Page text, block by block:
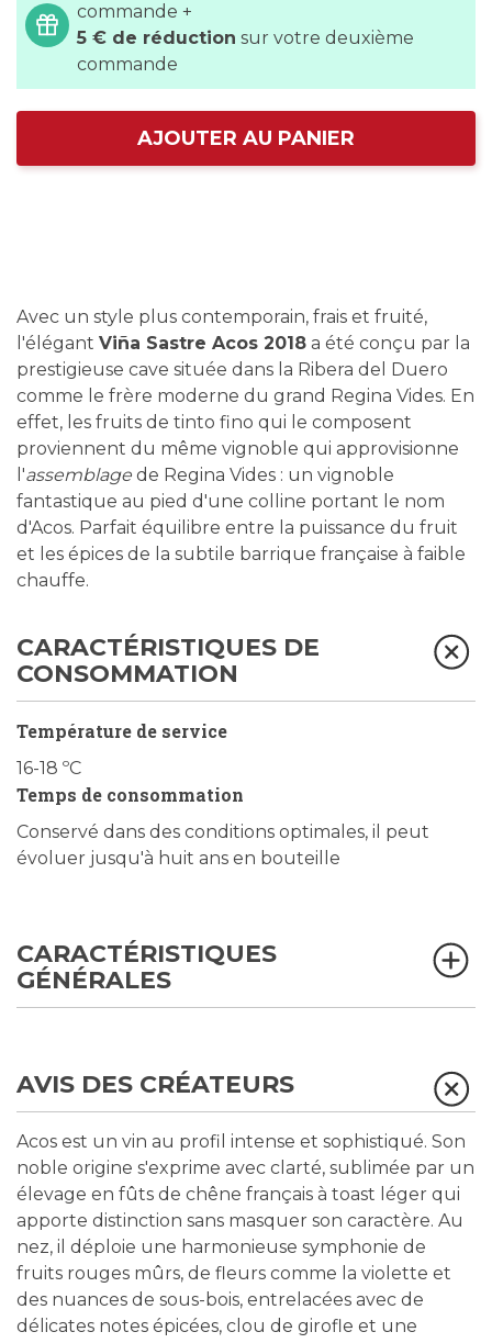
commande +
5 € de réduction sur votre deuxième
commande
AJOUTER AU PANIER
Avec un style plus contemporain, frais et fruité,
l'élégant Viña Sastre Acos 2018 a été conçu par la
prestigieuse cave située dans la Ribera del Duero
comme le frère moderne du grand Regina Vides. En
effet, les fruits de tinto fino qui le composent
proviennent du même vignoble qui approvisionne
l'assemblage de Regina Vides : un vignoble
fantastique au pied d'une colline portant le nom
d'Acos. Parfait équilibre entre la puissance du fruit
et les épices de la subtile barrique française à faible
chauffe.
CARACTÉRISTIQUES DE
CONSOMMATION
Température de service
16-18 ºC
Temps de consommation
Conservé dans des conditions optimales, il peut
évoluer jusqu'à huit ans en bouteille
CARACTÉRISTIQUES
GÉNÉRALES
AVIS DES CRÉATEURS
Acos est un vin au profil intense et sophistiqué. Son
noble origine s'exprime avec clarté, sublimée par un
élevage en fûts de chêne français à toast léger qui
apporte distinction sans masquer son caractère. Au
nez, il déploie une harmonieuse symphonie de
fruits rouges mûrs, de fleurs comme la violette et
des nuances de sous-bois, entrelacées avec de
délicates notes épicées, clou de girofle et une